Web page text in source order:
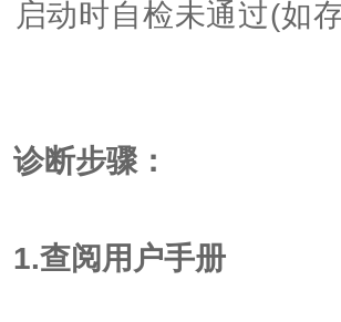
时自检未通过(如存
诊断步骤：
1.查阅用户手册